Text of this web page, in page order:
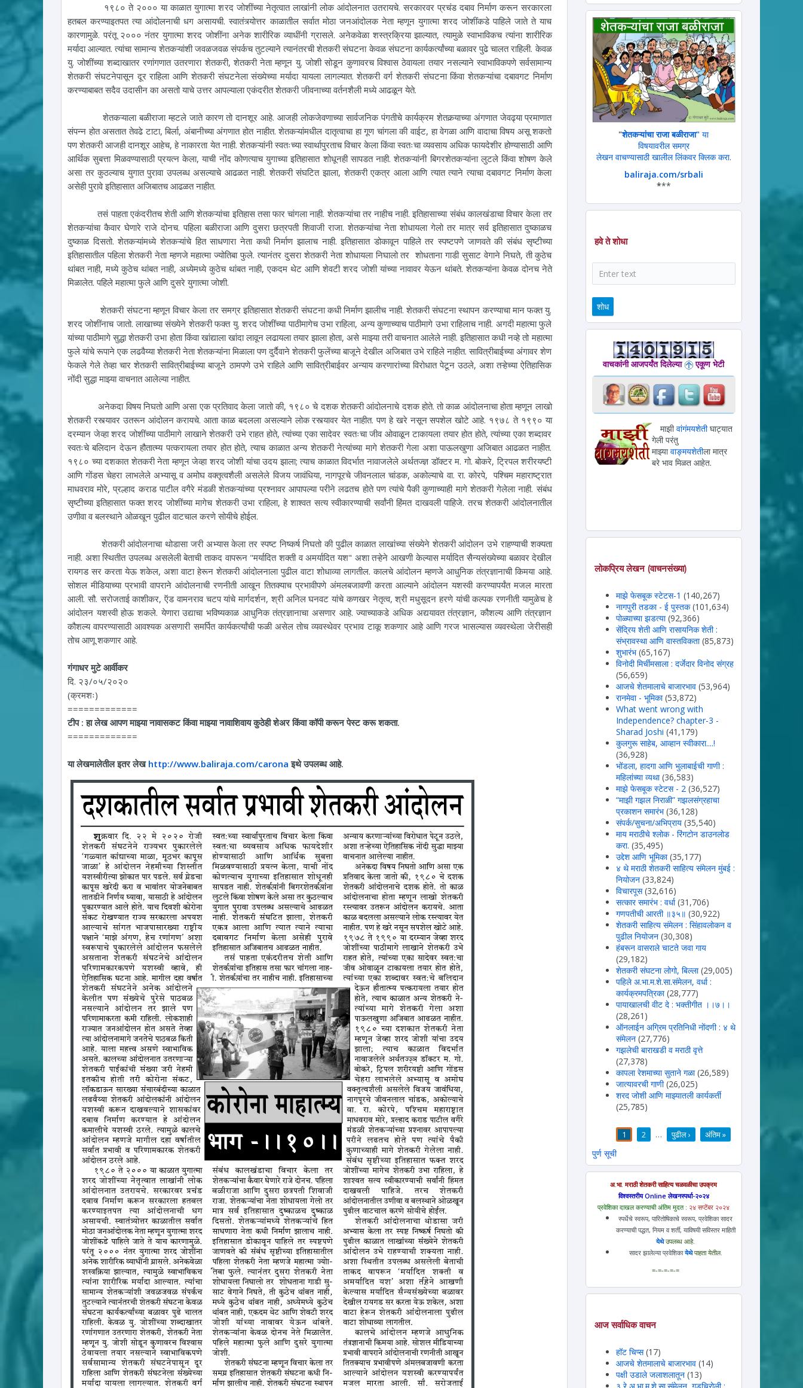
१९८० ते २००० या काळात युगात्मा शरद जोशींच्या नेतृत्वात लाखांनी लोक आंदोलनात उतरायचे. सरकारवर प्रचंड दबाव निर्माण करून सरकारला
हतबल करण्याइतपत त्या आंदोलनाची धग असायची. स्वातंत्र्योत्तर काळातील सर्वात मोठा जनआंदोलक नेता म्हणून युगात्मा शरद जोशींकडे पाहिले जाते ते याच
कारणामुळे. परंतू २००० नंतर युगात्मा शरद जोशींना अनेक शारीरिक व्याधींनी ग्रासले. अनेकवेळा शस्त्रक्रिया झाल्यात, त्यामुळे स्वाभाविकच त्यांना शारीरिक
मर्यादा आल्यात. त्यांचा सामान्य शेतकऱ्यांशी जवळजवळ संपर्कच तुटल्याने त्यानंतरची शेतकरी संघटना केवळ संघटना कार्यकर्त्यांच्या बळावर पुढे चालत राहिली. केवळ
यु. जोशींच्या शब्दाखातर रणांगणात उतरणारा शेतकरी, शेतकरी नेता म्हणून यु. जोशी सोडून कुणावरच विश्वास ठेवायला तयार नसल्याने स्वाभाविकपणे सर्वसामान्य
शेतकरी संघटनेपासून दूर राहिला आणि शेतकरी संघटनेला संख्येच्या मर्यादा यायला लागल्यात. शेतकरी वर्ग शेतकरी संघटना किंवा शेतकऱ्यांचा दबावगट निर्माण
करण्याबाबत सदैव उदासीन का असतो याचे उत्तर आपल्याला एकंदरीत शेतकरी जीवनाच्या वर्तनशैली मध्ये आढळून येते.
शेतकऱ्याला बळीराजा म्हटले जाते कारण तो दानशूर आहे. आजही लोकजेवणाच्या सार्वजनिक पंगतीचे कार्यक्रम शेतकर्‍याच्या अंगणात जेवढ्या प्रमाणात
संपन्न होत असतात तेवढे टाटा, बिर्ला, अंबानीच्या अंगणात होत नाहीत. शेतकऱ्यांमधील दातृत्वाचा हा गूण चांगला की वाईट, हा वेगळा आणि वादाचा विषय असू शकतो
पण शेतकरी आजही दानशूर आहेच, हे नाकारता येत नाही. शेतकऱ्यांनी स्वतःच्या स्वार्थापुरताच विचार केला किंवा स्वतःचा व्यवसाय अधिक फायदेशीर होण्यासाठी आणि
आर्थिक सुबत्ता मिळवण्यासाठी प्रयत्न केला, याची नोंद कोणत्याच युगाच्या इतिहासात शोधूनही सापडत नाही. शेतकऱ्यांनी बिगरशेतकऱ्यांना लुटले किंवा शोषण केले
असा तर कुठल्याच युगात पुरावा उपलब्ध असल्याचे आढळत नाही. शेतकरी संघटित झाला, शेतकरी एकत्र आला आणि त्यात त्याने त्याचा दबावगट निर्माण केला
असेही पुरावे इतिहासात अजिबातच आढळत नाहीत.
तसं पाहता एकंदरीतच शेती आणि शेतकऱ्यांचा इतिहास तसा फार चांगला नाही. शेतकऱ्यांचा तर नाहीच नाही. इतिहासाच्या संबंध कालखंडाचा विचार केला तर
शेतकऱ्यांचा कैवार घेणारे राजे दोनच. पहिला बळीराजा आणि दुसरा छत्रपती शिवाजी राजा. शेतकऱ्यांचा नेता शोधायला गेलो तर मात्र सर्व इतिहासात दुष्काळच
दुष्काळ दिसतो. शेतकऱ्यांमध्ये शेतकऱ्यांचे हित साधणारा नेता कधी निर्माण झालाच नाही. इतिहासात डोकावून पाहिले तर स्पष्टपणे जाणवते की संबंध सृष्टीच्या
इतिहासातील पहिला शेतकरी नेता म्हणजे महात्मा ज्योतिबा फुले. त्यानंतर दुसरा शेतकरी नेता शोधायला निघालो तर शोधताना गाडी सुसाट वेगाने निघते, ती कुठेच
थांबत नाही, मध्ये कुठेच थांबत नाही, अध्येमध्ये कुठेच थांबत नाही, एकदम थेट आणि शेवटी शरद जोशी यांच्या नावावर येऊन थांबते. शेतकऱ्यांना केवळ दोनच नेते
मिळालेत. पहिले महात्मा फुले आणि दुसरे युगात्मा जोशी.
शेतकरी संघटना म्हणून विचार केला तर समग्र इतिहासात शेतकरी संघटना कधी निर्माण झालीच नाही. शेतकरी संघटना स्थापन करण्याचा मान फक्त यु.
शरद जोशींनाच जातो. लाखाच्या संख्येने शेतकरी फक्त यु. शरद जोशींच्या पाठीमागेच उभा राहिला, अन्य कुणाच्याच पाठीमागे उभा राहिलाच नाही. अगदी महात्मा फुले
यांच्या पाठीमागे सुद्धा शेतकरी उभा होता किंवा खांद्याला खांदा लावून लढायला तयार झाला होता, असे माझ्या तरी वाचनात आलेले नाही. इतिहासात कधी नव्हे तो महात्मा
फुले यांचे रूपाने एक लढवैय्या शेतकरी नेता शेतकऱ्यांना मिळाला पण दुर्दैवाने शेतकरी फुलेंच्या बाजूने देखील अजिबात उभे राहिले नाहीत. सावित्रीबाईच्या अंगावर शेण
फेकले गेले तेव्हा चार शेतकरी सावित्रीबाईच्या बाजूने ठामपणे उभे राहिले आणि सावित्रीबाईवर अन्याय करणारांच्या विरोधात पेटून उठले, अशा तऱ्हेच्या ऐतिहासिक
नोंदी सुद्धा माझ्या वाचनात आलेल्या नाहीत.
अनेकदा विषय निघतो आणि असा एक प्रतिवाद केला जातो की, १९८० चे दशक शेतकरी आंदोलनाचे दशक होते. तो काळ आंदोलनाचा होता म्हणून लाखो
शेतकरी रस्त्यावर उतरून आंदोलन करायचे. आता काळ बदलला असल्याने लोक रस्त्यावर येत नाहीत. पण हे खरे नसून सपशेल खोटे आहे. १९७८ ते १९९० या
दरम्यान जेव्हा शरद जोशींच्या पाठीमागे लाखाने शेतकरी उभे राहत होते, त्यांच्या एका सादेवर स्वतःचा जीव ओवाळून टाकायला तयार होत होते, त्यांच्या एका शब्दावर
स्वतःचे बलिदान देऊन हौतात्म्य पत्करायला तयार होत होते, त्याच काळात अन्य शेतकरी नेत्यांच्या मागे शेतकरी गेला अशा पाऊलखुणा अजिबात आढळत नाहीत.
१९८० च्या दशकात शेतकरी नेता म्हणून जेव्हा शरद जोशी यांचा उदय झाला; त्याच काळात विदर्भात नावाजलेले अर्थतज्ज्ञ डॉक्टर म. गो. बोकरे, ट्रिपल शरीरयष्टी
आणि गोंडस चेहरा लाभलेले अभ्यासू व अमोघ वक्तृत्वशैली असलेले विजय जावंधिया, नागपूरचे जीवनलाल चांडक, अकोल्याचे वा. रा. कोरपे, पश्चिम महाराष्ट्रात
माधवराव मोरे, प्रल्हाद कराड पाटील वगैरे मंडळी शेतकऱ्यांच्या प्रश्नावर आपापल्या परीने लढतच होते पण त्यांचे पैकी कुणाच्याही मागे शेतकरी गेलेला नाही. संबंध
सृष्टीच्या इतिहासात फक्त शरद जोशींच्या मागेच शेतकरी उभा राहिला, हे शाश्वत सत्य स्वीकारण्याची सर्वांनी हिंमत दाखवली पाहिजे. तरच शेतकरी आंदोलनातील
उणीवा व बलस्थाने ओळखून पुढील वाटचाल करणे सोयीचे होईल.
शेतकरी आंदोलनाचा थोडासा जरी अभ्यास केला तर स्पष्ट निष्कर्ष निघतो की पुढील काळात लाखांच्या संख्येने शेतकरी आंदोलन उभे राहण्याची शक्यता
नाही. अशा स्थितीत उपलब्ध असलेली बेताची ताकद वापरून "मर्यादित शक्ती व अमर्यादित यश" अशा तऱ्हेने आखणी केल्यास मर्यादित सैन्यसंख्येच्या बळावर देखील
रायगड सर करता येऊ शकेल, अशा वाटा हेरून शेतकरी आंदोलनाला पुढील वाटा शोधाव्या लागतील. कालचे आंदोलन म्हणजे आधुनिक तंत्रज्ञानाची किमया आहे.
सोशल मीडियाच्या प्रभावी वापराने आंदोलनाची रणनीती आखून तितक्याच प्रभावीपणे अंमलबजावणी करता आल्याने आंदोलन यशस्वी करण्यापर्यंत मजल मारता
आली. सौ. सरोजताई काशीकर, ऍड वामनराव चटप यांचे मार्गदर्शन, श्री अनिल घनवट यांचे कणखर नेतृत्व, श्री मधुसूदन हरणे यांची कल्पक रणनीती यामुळेच हे
आंदोलन यशस्वी होऊ शकले. येणारा उद्याचा भविष्यकाळ आधुनिक तंत्रज्ञानाचा असणार आहे. ज्याच्याकडे अधिक अद्ययावत तंत्रज्ञान, कौशल्य आणि तंत्रज्ञान
कौशल्य वापरण्यासाठी आवश्यक असणारी समर्पित कार्यकर्त्यांची फळी असेल तोच व्यवस्थेवर प्रभाव टाकू शकणार आहे आणि गरज भासल्यास व्यवस्थेला जेरीसही
तोच आणू शकणार आहे.
गंगाधर मुटे आर्वीकर
दि. २३/०५/२०२०
(क्रमशः)
=============
टीप : हा लेख आपण माझ्या नावासकट किंवा माझ्या नावाशिवाय कुठेही शेअर किंवा कॉपी करून पेस्ट करू शकता.
=============
या लेखमालेतील इतर लेख http://www.baliraja.com/carona इथे उपलब्ध आहे.
"शेतकऱ्यांचा राजा बळीराजा" या
विषयावरील समग्र
लेखन वाचण्यासाठी खालील लिंकवर क्लिक करा.
baliraja.com/srbali
***
हवे ते शोधा
शोध
वाचकांनी आजपर्यंत दिलेल्या एकूण भेटी
माझीवांगंमयशेतीघाट्यात
गेली परंतु
माझ्यावाङ्मयशेतीला मात्र
बरे भाव मिळत आहेत.
लोकप्रिय लेखन (वाचनसंख्या)
माझे फेसबूक स्टेटस-1 (140,267)
नागपुरी तडका - ई पुस्तक (101,634)
पोळ्याच्या झडत्या (92,366)
सेंद्रिय शेती आणि रासायनिक शेती :
संभ्रावस्था आणि वास्तविकता (85,873)
शुभारंभ (65,167)
विनोदी मिर्चीमसाला : दर्जेदार विनोद संग्रह
(56,659)
आजचे शेतमालाचे बाजारभाव (53,964)
रानमेवा - भूमिका (53,872)
What went wrong with
Independence? chapter-3 -
Sharad Joshi (41,179)
कुलगुरू साहेब, आव्हान स्वीकारा....!
(36,928)
भोंडला, हादगा आणि भुलाबाईची गाणी :
महिलांच्या व्यथा (36,583)
माझे फेसबूक स्टेटस - 2 (36,527)
“माझी गझल निराळी” गझलसंग्रहाचा
प्रकाशन समारंभ (36,128)
संपर्क/सुचना/अभिप्राय (35,540)
माय मराठीचे श्लोक - रिंगटोन डाउनलोड
करा. (35,495)
उद्देश आणि भूमिका (35,177)
४ थे मराठी शेतकरी साहित्य संमेलन मुंबई :
नियोजन (33,824)
विचारपूस (32,616)
सत्कार समारंभ : वर्धा (31,706)
गणपतीची आरती ॥३५॥ (30,922)
शेतकरी साहित्य संमेलन : सिंहावलोकन व
पुढील नियोजन (30,308)
हंबरून वासराले चाटते जवा गाय
(29,182)
शेतकरी संघटना लोगो, बिल्ला (29,005)
पहिले अ.भा.म.शे.सा.संमेलन, वर्धा :
कार्यक्रमपत्रिका (28,777)
पायाखालची वीट दे : भक्तीगीत ।।७।।
(28,261)
ऑनलाईन अग्रिम प्रतिनिधी नोंदणी : ४ थे
संमेलन (27,776)
गझलेची बाराखडी व मराठी वृत्ते
(27,378)
कापला रेशमाच्या सुताने गळा (26,589)
जात्यावरची गाणी (26,025)
शरद जोशी आणि माझ्यातली कार्यकर्ती
(25,785)
1 2 … पुढील › अंतिम »
पुर्ण सूची
अ.भा. मराठी शेतकरी साहित्य चळवळीचा उपक्रम
विश्वस्तरीय Online लेखनस्पर्धा-२०२४
प्रवेशिका दाखल करण्याची अंतिम मुदत : २४ सप्टेंबर २०२४
स्पर्धेचे स्वरूप, पारितोषिकाचे स्वरूप, प्रवेशिका सादर
करण्याची पद्धत, नियम व शर्ती, याविषयी सविस्तर माहिती
येथेउपलब्ध आहे.
सादर झालेल्या प्रवेशिकायेथेपाहता येतील.
=-=-=-=-=
आज सर्वाधिक वाचन
हॉट चिप्स (17)
आजचे शेतमालाचे बाजारभाव (14)
पक्षी उडाले जलाशलातून (13)